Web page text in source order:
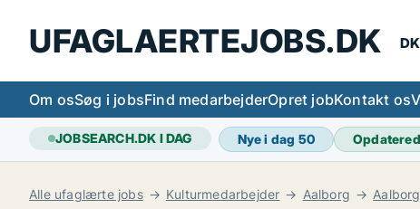
UFAGLAERTEJOBS.DK
Om osSøg i jobsFind medarbejderOpret jobKontakt os
JOBSEARCH.DK I DAG Nye i dag 50
Alle ufaglærte jobs Kulturmedarbejder Aalborg Aalborg